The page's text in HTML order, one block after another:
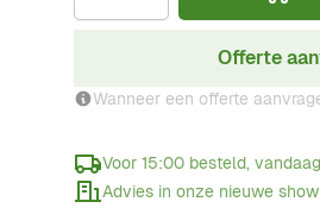
Offerte
Wanneer een offerte
Voor 15:00 besteld,
Advies in onze nieuwe